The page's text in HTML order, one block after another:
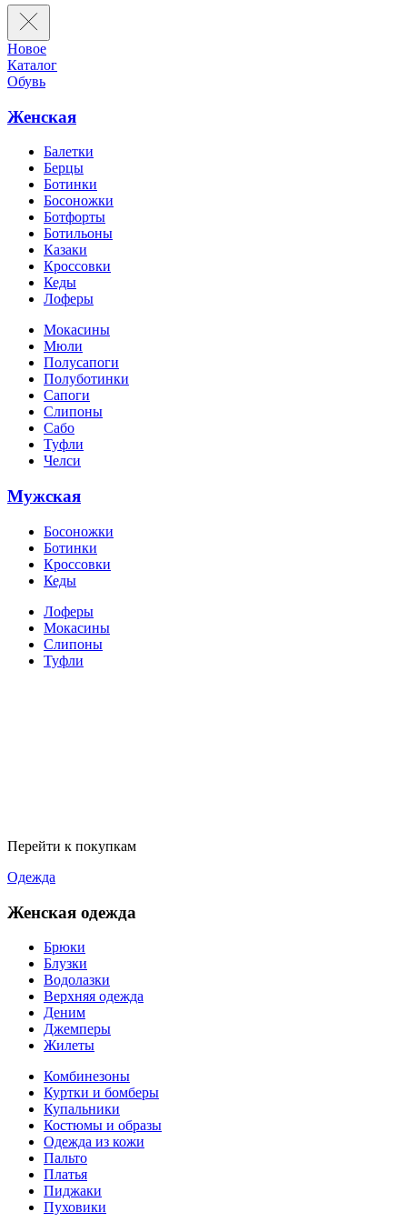
Новое
Каталог
Обувь
Женская
Балетки
Берцы
Ботинки
Босоножки
Ботфорты
Ботильоны
Казаки
Кроссовки
Кеды
Лоферы
Мокасины
Мюли
Полусапоги
Полуботинки
Сапоги
Слипоны
Сабо
Туфли
Челси
Мужская
Босоножки
Ботинки
Кроссовки
Кеды
Лоферы
Мокасины
Слипоны
Туфли
Перейти к покупкам
Одежда
Женская одежда
Брюки
Блузки
Водолазки
Верхняя одежда
Деним
Джемперы
Жилеты
Комбинезоны
Куртки и бомберы
Купальники
Костюмы и образы
Одежда из кожи
Пальто
Платья
Пиджаки
Пуховики